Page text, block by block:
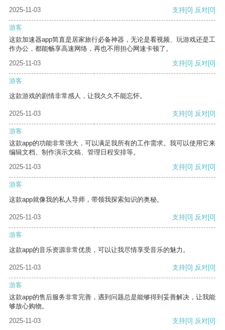
2025-11-03
支持[0] 反对[0]
游客
这款加速器app简直是居家旅行必备神器，无论是看视频、玩游戏还是工
作办公，都能畅享高速网络，再也不用担心网速卡顿了。
2025-11-03
支持[0] 反对[0]
游客
这款游戏的剧情非常感人，让我久久不能忘怀。
2025-11-03 支持[0] 反对[0]
游客
这款app的功能非常强大，可以满足我所有的工作需求。我可以使用它来
编辑文档、制作演示文稿、管理日程安排等。
2025-11-03
支持[0] 反对[0]
游客
这款app就像我的私人导师，带领我探索知识的奥秘。
2025-11-03 支持[0] 反对[0]
游客
这款app的音乐资源非常优质，可以让我尽情享受音乐的魅力。
2025-11-03 支持[0] 反对[0]
游客
这款app的售后服务非常完善，遇到问题总是能够得到妥善解决，让我能
够放心购物。
2025-11-03
支持[0] 反对[0]